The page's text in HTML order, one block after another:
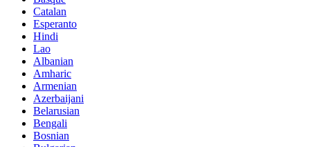
Catalan
Esperanto
Hindi
Lao
Albanian
Amharic
Armenian
Azerbaijani
Belarusian
Bengali
Bosnian